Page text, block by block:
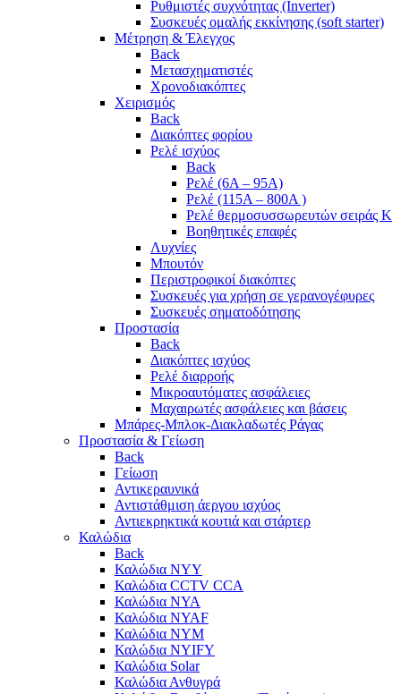
Ρυθμιστές συχνότητας (Inverter)
Συσκευές ομαλής εκκίνησης (soft starter)
Μέτρηση & Έλεγχος
Back
Μετασχηματιστές
Χρονοδιακόπτες
Χειρισμός
Back
Διακόπτες φορίου
Ρελέ ισχύος
Back
Ρελέ (6A – 95A)
Ρελέ (115A – 800A )
Ρελέ θερμοσυσσωρευτών σειράς Κ
Βοηθητικές επαφές
Λυχνίες
Μπουτόν
Περιστροφικοί διακόπτες
Συσκευές για χρήση σε γερανογέφυρες
Συσκευές σηματοδότησης
Προστασία
Back
Διακόπτες ισχύος
Ρελέ διαρροής
Μικροαυτόματες ασφάλειες
Μαχαιρωτές ασφάλειες και βάσεις
Μπάρες-Μπλοκ-Διακλαδωτές Ράγας
Προστασία & Γείωση
Back
Γείωση
Αντικεραυνικά
Αντιστάθμιση άεργου ισχύος
Αντιεκρηκτικά κουτιά και στάρτερ
Καλώδια
Back
Καλώδια NYY
Καλώδια CCTV CCA
Καλώδια NYA
Καλώδια NYAF
Καλώδια NYΜ
Καλώδια ΝΥΙFY
Καλώδια Solar
Καλώδια Ανθυγρά